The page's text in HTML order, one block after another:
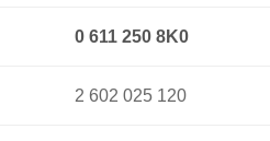
0 611 250 8K0
2 602 025 120